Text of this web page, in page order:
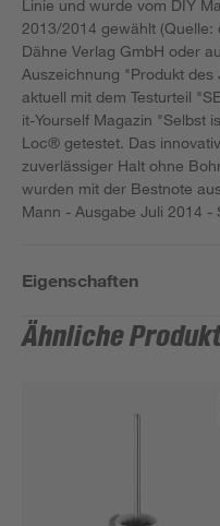
Linie und wurde vom DIY
2013/2014 gewählt
Dähne Verlag GmbH oder
Auszeichnung "Produkt
aktuell mit dem Testurteil
it-Yourself Magazin "Selbst
Loc® getestet. Das
zuverlässiger Halt ohne
wurden mit der Bestnote
Mann - Ausgabe Juli 2014
Eigenschaften
Ähnliche